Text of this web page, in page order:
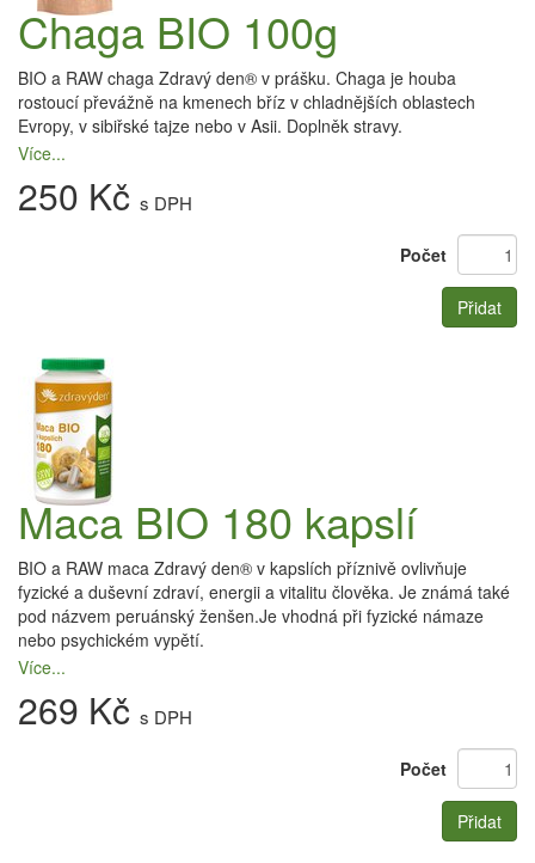
Chaga BIO 100g
BIO a RAW chaga Zdravý den® v prášku. Chaga je houba
rostoucí převážně na kmenech bříz v chladnějších oblastech
Evropy, v sibiřské tajze nebo v Asii. Doplněk stravy.
Více...
250 Kč s DPH
Počet
Přidat
Maca BIO 180 kapslí
BIO a RAW maca Zdravý den® v kapslích příznivě ovlivňuje
fyzické a duševní zdraví, energii a vitalitu člověka. Je známá také
pod názvem peruánský ženšen.Je vhodná při fyzické námaze
nebo psychickém vypětí.
Více...
269 Kč s DPH
Počet
Přidat